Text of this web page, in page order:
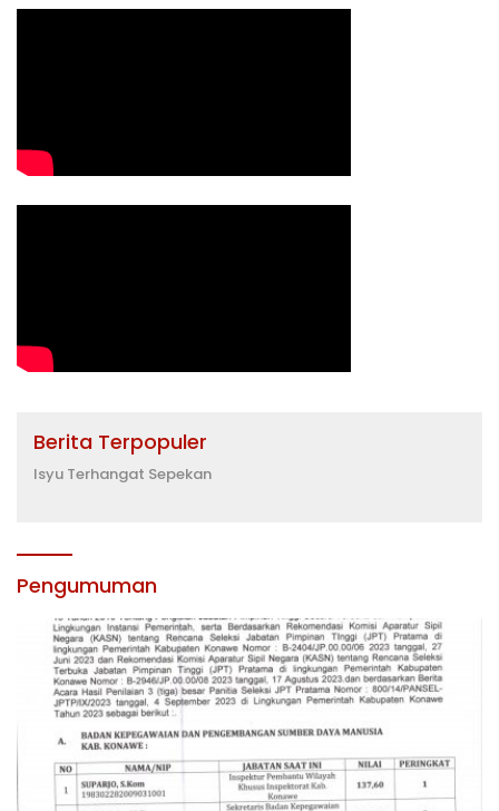
Berita Terpopuler
Isyu Terhangat Sepekan
Pengumuman